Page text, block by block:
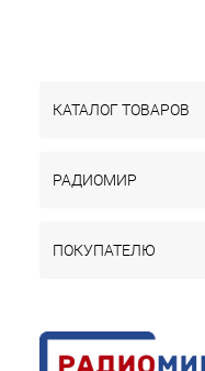
КАТАЛОГ ТОВАРОВ
РАДИОМИР
ПОКУПАТЕЛЮ